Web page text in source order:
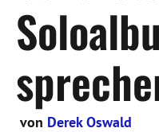
von Derek Oswald